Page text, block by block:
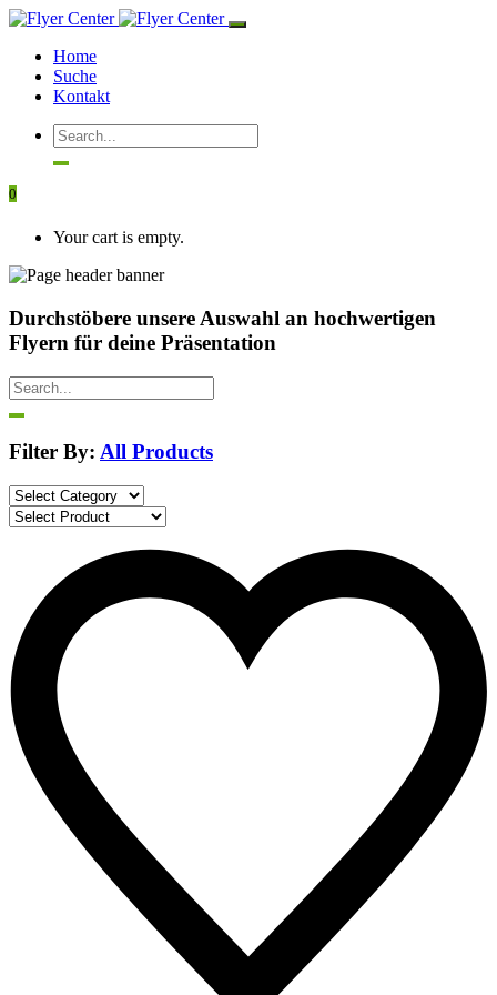
Home
Suche
Kontakt
0
Your cart is empty.
Durchstöbere unsere Auswahl an hochwertigen
Flyern für deine Präsentation
Filter By: All Products